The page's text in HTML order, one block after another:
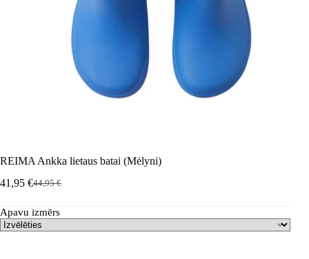
REIMA Ankka lietaus batai (Mėlyni)
44,95€
Sākotnējā
bija:
44,95 €.
41,95 €Pašreizējā
ir:
41,95 €.
Apavu izmērs